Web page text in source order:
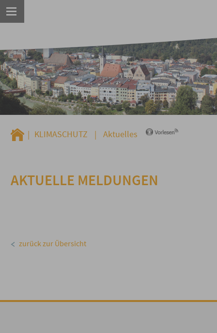
| KLIMASCHUTZ | Aktuelles
AKTUELLE MELDUNGEN
zurück zur Übersicht